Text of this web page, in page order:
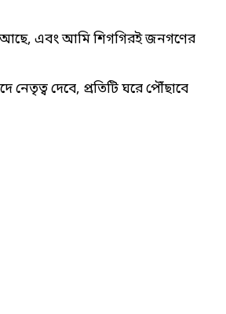
আছে, এবং আমি শিগগিরই জনগণের
দেবে, প্রতিটি ঘরে পৌঁছাবে